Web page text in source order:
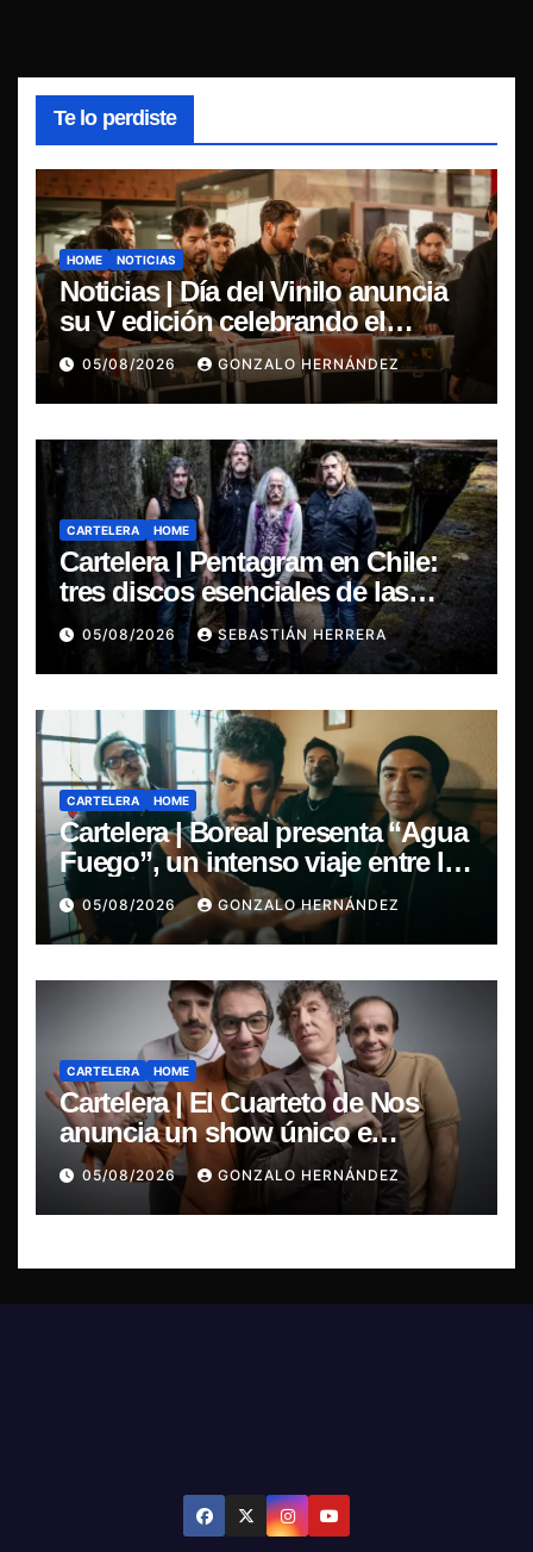
Te lo perdiste
HOME NOTICIAS
Noticias | Día del Vinilo anuncia
su V edición celebrando el
regreso del 7″ fabricado en Chile
05/08/2026 GONZALO HERNÁNDEZ
CARTELERA HOME
Cartelera | Pentagram en Chile:
tres discos esenciales de las
leyendas del doom
05/08/2026 SEBASTIÁN HERRERA
CARTELERA HOME
Cartelera | Boreal presenta “Agua
Fuego”, un intenso viaje entre la
pasión y la desilusión
05/08/2026 GONZALO HERNÁNDEZ
CARTELERA HOME
Cartelera | El Cuarteto de Nos
anuncia un show único e
irrepetible en el Movistar Arena
05/08/2026 GONZALO HERNÁNDEZ